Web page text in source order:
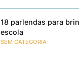
18 parlendas para
escola
SEM CATEGORIA